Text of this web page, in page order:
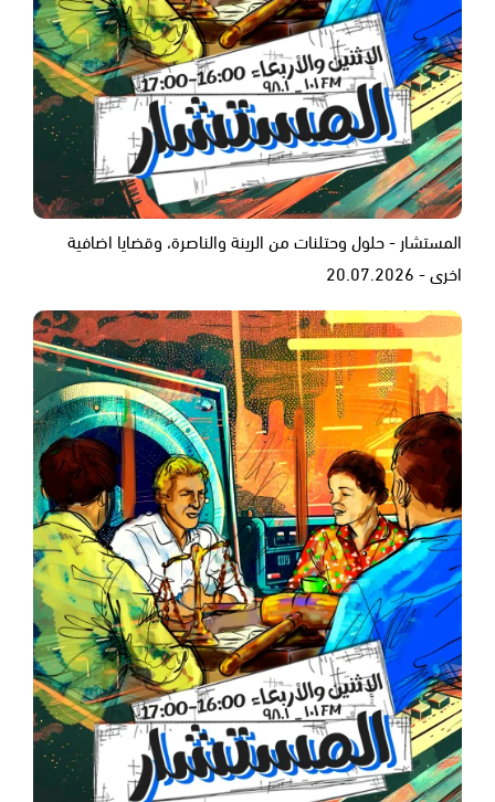
المستشار - حلول وحتلنات من الرينة والناصرة، وقضايا اضافية
اخرى - 20.07.2026